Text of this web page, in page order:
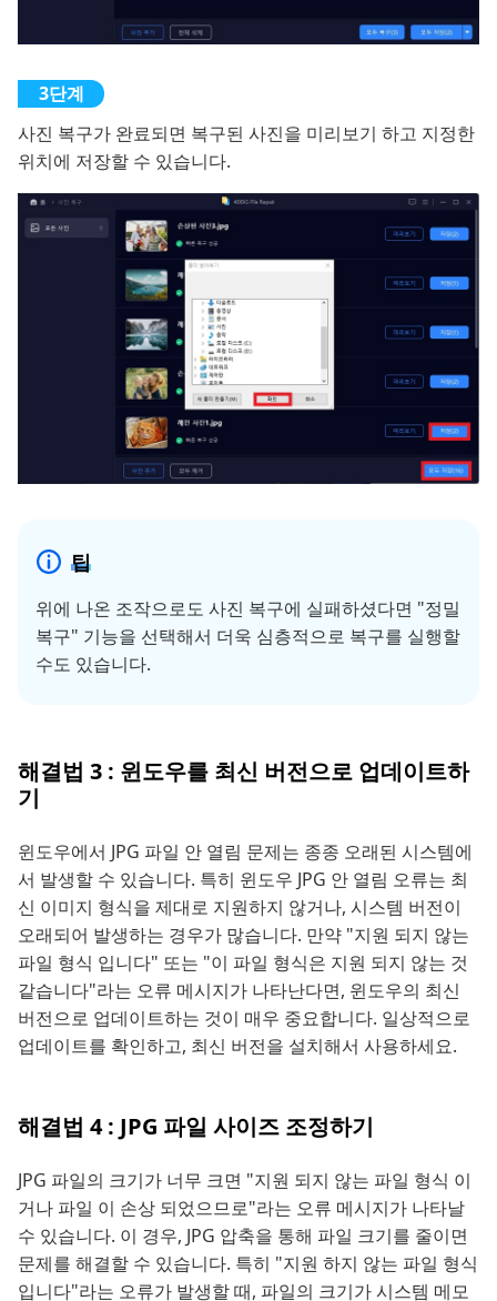
사진 복구가 완료되면 복구된 사진을 미리보기 하고 지정한
위치에 저장할 수 있습니다.
팁
위에 나온 조작으로도 사진 복구에 실패하셨다면 "정밀
복구" 기능을 선택해서 더욱 심층적으로 복구를 실행할
수도 있습니다.
해결법 3 : 윈도우를 최신 버전으로 업데이트하
기
윈도우에서 JPG 파일 안 열림 문제는 종종 오래된 시스템에
서 발생할 수 있습니다. 특히 윈도우 JPG 안 열림 오류는 최
신 이미지 형식을 제대로 지원하지 않거나, 시스템 버전이
오래되어 발생하는 경우가 많습니다. 만약 "지원 되지 않는
파일 형식 입니다" 또는 "이 파일 형식은 지원 되지 않는 것
같습니다"라는 오류 메시지가 나타난다면, 윈도우의 최신
버전으로 업데이트하는 것이 매우 중요합니다. 일상적으로
업데이트를 확인하고, 최신 버전을 설치해서 사용하세요.
해결법 4 : JPG 파일 사이즈 조정하기
JPG 파일의 크기가 너무 크면 "지원 되지 않는 파일 형식 이
거나 파일 이 손상 되었으므로"라는 오류 메시지가 나타날
수 있습니다. 이 경우, JPG 압축을 통해 파일 크기를 줄이면
문제를 해결할 수 있습니다. 특히 "지원 하지 않는 파일 형식
입니다"라는 오류가 발생할 때, 파일의 크기가 시스템 메모